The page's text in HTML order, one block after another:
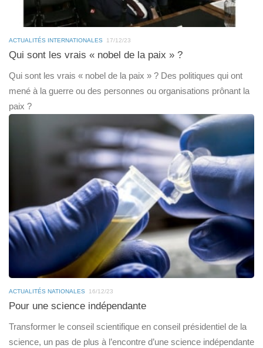
ACTUALITÉS INTERNATIONALES 17/12/23
Qui sont les vrais « nobel de la paix » ?
Qui sont les vrais « nobel de la paix » ? Des politiques qui ont
mené à la guerre ou des personnes ou organisations prônant la
paix ?
ACTUALITÉS NATIONALES 16/12/23
Pour une science indépendante
Transformer le conseil scientifique en conseil présidentiel de la
science, un pas de plus à l’encontre d’une science indépendante